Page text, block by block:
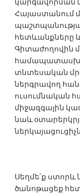
կարգավորման
Հայաստանում
հետևանքները
Գիտաժողովին
տնտեսական
ներգրավող
ուսումնական
միջազգային
նաև
Սեղմե՛ք ստորև
ծանոթացեք